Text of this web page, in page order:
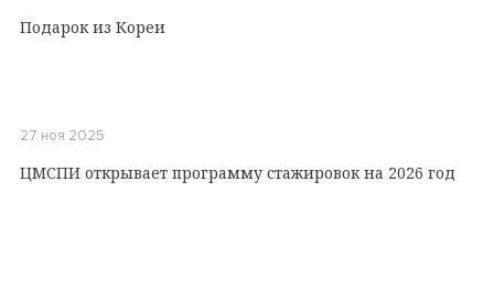
Подарок из Кореи
27 ноя 2025
ЦМСПИ открывает программу стажировок на 2026 год